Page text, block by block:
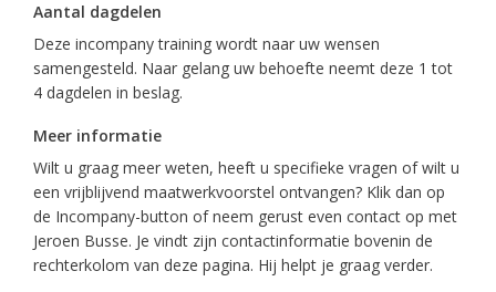
Aantal dagdelen
Deze incompany training wordt naar uw wensen
samengesteld. Naar gelang uw behoefte neemt deze 1 tot
4 dagdelen in beslag.
Meer informatie
Wilt u graag meer weten, heeft u specifieke vragen of wilt u
een vrijblijvend maatwerkvoorstel ontvangen? Klik dan op
de Incompany-button of neem gerust even contact op met
Jeroen Busse. Je vindt zijn contactinformatie bovenin de
rechterkolom van deze pagina. Hij helpt je graag verder.